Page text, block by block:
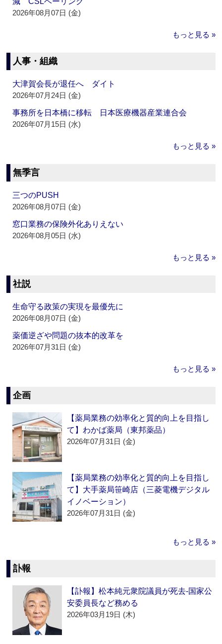
2026年08月07日 (金)
もっと見る »
人事・組織
大津賀会長が退任へ ダイト
2026年07月24日 (金)
事務所を日本橋に移転 日本医療機器産業連合会
2026年07月15日 (水)
もっと見る »
無季言
三つのPUSH
2026年08月07日 (金)
窓口業務の保険外化ありえない
2026年08月05日 (水)
もっと見る »
社説
生命守る政策の実現を最優先に
2026年08月07日 (金)
薬価逆ざや問題の抜本的改革を
2026年07月31日 (金)
もっと見る »
企画
【薬局業務の効率化と質的向上を目指し
て】わかば薬局（東邦薬品）
2026年07月31日 (金)
【薬局業務の効率化と質的向上を目指し
て】大手薬局笹崎店（三菱電機デジタル
イノベーション）
2026年07月31日 (金)
もっと見る »
訃報
【訃報】松本純元衆院議員が死去‐国家公
安委員長など務める
2026年03月19日 (木)